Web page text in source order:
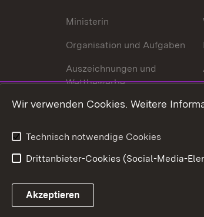
Ministerin
Organisation und Aufgaben
Auszeichnungen und
Wettbewerbe
Link zum Landesportal
Wir verwenden Cookies. Weitere
Technisch notwendige Cookies
Drittanbieter-Cookies (Social-Media-
Akzeptieren